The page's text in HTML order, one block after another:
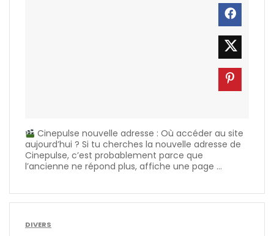
Cinepulse nouvelle adresse : Où accéder au site
aujourd’hui ? Si tu cherches la nouvelle adresse de
Cinepulse, c’est probablement parce que
l’ancienne ne répond plus, affiche une page ...
DIVERS